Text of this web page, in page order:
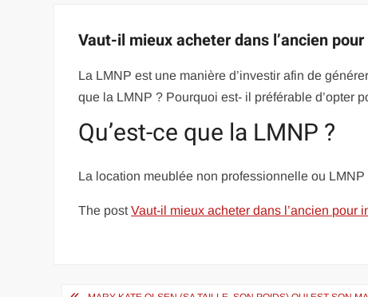
Vaut-il mieux acheter dans l’ancien
La LMNP est une manière d’investir afin de
que la LMNP ? Pourquoi est- il préférable d’opter
Qu’est-ce que la LMNP ?
La location meublée non professionnelle ou
The postVaut-il mieux acheter dans l’ancien pour